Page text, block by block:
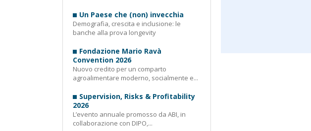
Un Paese che (non) invecchia
Demografia, crescita e inclusione: le
banche alla prova longevity
Fondazione Mario Ravà
Convention 2026
Nuovo credito per un comparto
agroalimentare moderno, socialmente e...
Supervision, Risks & Profitability
2026
L’evento annuale promosso da ABI, in
collaborazione con DIPO,...